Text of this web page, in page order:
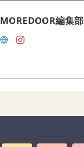
MOREDOOR編集部